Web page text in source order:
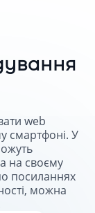
web
смартфоні. У
на своєму
посиланнях
можна